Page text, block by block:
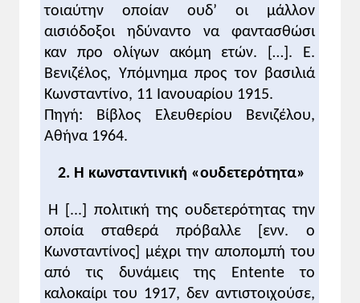
Να μάθουν ότι ο πρωθυπουργός
Ελευθέριος Βενιζέλος και ο βασιλιάς
Κωνσταντίνος διαφώνησαν σχετικά με την
εμπλοκή ή όχι της Ελλάδας στον Α'
Παγκόσμιο πόλεμο.
Να κατανοήσουν το πολιτικό, ιδεολογικό
και κοινωνικό υπόβαθρο της διαφωνίας
Βενιζέλου - Κωνσταντίνου.
Να γνωρίσουν τα σχετικά με την ακούσια
—αρχικά— εμπλοκή της Ελλάδας στον Α'
Παγκόσμιο πόλεμο και την κλιμάκωση της
αντίθεσης Βενιζέλου - Κωνσταντίνου.
Να μάθουν τι ήταν ο Εθνικός Διχασμός και
ποια τα αποτελέσματά του στην ελληνική
πολιτική ζωή της εποχής.
τοιαύτην οποίαν ουδ’ οι μάλλον
αισιόδοξοι ηδύναντο να φαντασθώσι
καν προ ολίγων ακόμη ετών. […]. Ε.
Βενιζέλος, Yπόμνημα προς τον βασιλιά
Κωνσταντίνο, 11 Ιανουαρίου 1915.
Πηγή: Βίβλος Ελευθερίου Βενιζέλου,
Αθήνα 1964.
2. Η κωνσταντινική «ουδετερότητα»
Η [...] πολιτική της ουδετερότητας την
οποία σταθερά πρόβαλλε [ενν. ο
Κωνσταντίνος] μέχρι την αποπομπή του
από τις δυνάμεις της Entente το
καλοκαίρι του 1917, δεν αντιστοιχούσε,